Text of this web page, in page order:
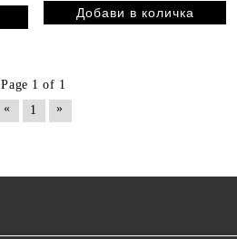
Page 1 of 1
«
1 »